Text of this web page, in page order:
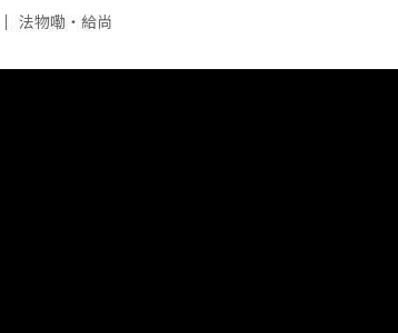
法物嘞‧給尚